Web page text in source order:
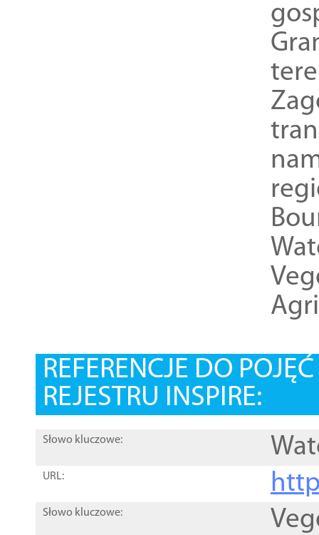
REFERENCJE DO
REJESTRU INSPIRE:
Słowo kluczowe:
URL:
Słowo kluczowe: